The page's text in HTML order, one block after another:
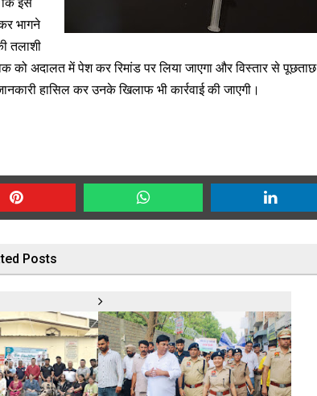
भागने
तलाशी
अदालत में पेश कर रिमांड पर लिया जाएगा और विस्तार से पूछताछ
हासिल कर उनके खिलाफ भी कार्रवाई की जाएगी।
Posts